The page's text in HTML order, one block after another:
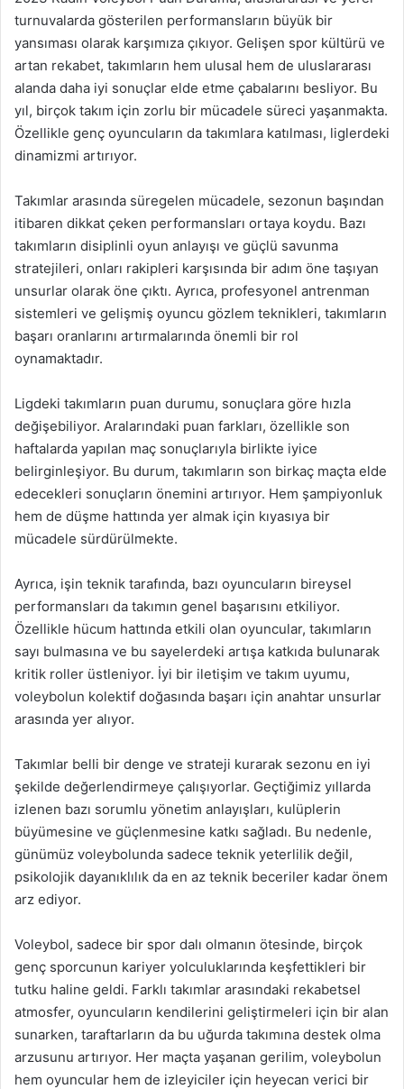
turnuvalarda gösterilen performansların büyük bir
yansıması olarak karşımıza çıkıyor. Gelişen spor kültürü ve
artan rekabet, takımların hem ulusal hem de uluslararası
alanda daha iyi sonuçlar elde etme çabalarını besliyor. Bu
yıl, birçok takım için zorlu bir mücadele süreci yaşanmakta.
Özellikle genç oyuncuların da takımlara katılması, liglerdeki
dinamizmi artırıyor.
Takımlar arasında süregelen mücadele, sezonun başından
itibaren dikkat çeken performansları ortaya koydu. Bazı
takımların disiplinli oyun anlayışı ve güçlü savunma
stratejileri, onları rakipleri karşısında bir adım öne taşıyan
unsurlar olarak öne çıktı. Ayrıca, profesyonel antrenman
sistemleri ve gelişmiş oyuncu gözlem teknikleri, takımların
başarı oranlarını artırmalarında önemli bir rol
oynamaktadır.
Ligdeki takımların puan durumu, sonuçlara göre hızla
değişebiliyor. Aralarındaki puan farkları, özellikle son
haftalarda yapılan maç sonuçlarıyla birlikte iyice
belirginleşiyor. Bu durum, takımların son birkaç maçta elde
edecekleri sonuçların önemini artırıyor. Hem şampiyonluk
hem de düşme hattında yer almak için kıyasıya bir
mücadele sürdürülmekte.
Ayrıca, işin teknik tarafında, bazı oyuncuların bireysel
performansları da takımın genel başarısını etkiliyor.
Özellikle hücum hattında etkili olan oyuncular, takımların
sayı bulmasına ve bu sayelerdeki artışa katkıda bulunarak
kritik roller üstleniyor. İyi bir iletişim ve takım uyumu,
voleybolun kolektif doğasında başarı için anahtar unsurlar
arasında yer alıyor.
Takımlar belli bir denge ve strateji kurarak sezonu en iyi
şekilde değerlendirmeye çalışıyorlar. Geçtiğimiz yıllarda
izlenen bazı sorumlu yönetim anlayışları, kulüplerin
büyümesine ve güçlenmesine katkı sağladı. Bu nedenle,
günümüz voleybolunda sadece teknik yeterlilik değil,
psikolojik dayanıklılık da en az teknik beceriler kadar önem
arz ediyor.
Voleybol, sadece bir spor dalı olmanın ötesinde, birçok
genç sporcunun kariyer yolculuklarında keşfettikleri bir
tutku haline geldi. Farklı takımlar arasındaki rekabetsel
atmosfer, oyuncuların kendilerini geliştirmeleri için bir alan
sunarken, taraftarların da bu uğurda takımına destek olma
arzusunu artırıyor. Her maçta yaşanan gerilim, voleybolun
hem oyuncular hem de izleyiciler için heyecan verici bir